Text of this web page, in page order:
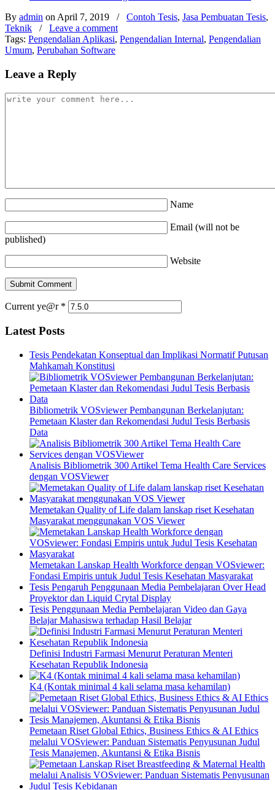
By admin on April 7, 2019 / Contoh Tesis, Jasa Pembuatan Tesis,
Teknik
/ Leave a comment
Tags: Pengendalian Aplikasi, Pengendalian Internal, Pengendalian
Umum, Perubahan Software
Leave a Reply
Name
Email (will not be
published)
Website
Current ye@r *
Latest Posts
Tesis Pendekatan Konseptual dan Implikasi Normatif Putusan
Mahkamah Konstitusi
Bibliometrik VOSviewer Pembangunan Berkelanjutan:
Pemetaan Klaster dan Rekomendasi Judul Tesis Berbasis
Data
Analisis Bibliometrik 300 Artikel Tema Health Care Services
dengan VOSViewer
Memetakan Quality of Life dalam lanskap riset Kesehatan
Masyarakat menggunakan VOS Viewer
Memetakan Lanskap Health Workforce dengan VOSviewer:
Fondasi Empiris untuk Judul Tesis Kesehatan Masyarakat
Tesis Pengaruh Penggunaan Media Pembelajaran Over Head
Proyektor dan Liquid Crytal Display
Tesis Penggunaan Media Pembelajaran Video dan Gaya
Belajar Mahasiswa terhadap Hasil Belajar
Definisi Industri Farmasi Menurut Peraturan Menteri
Kesehatan Republik Indonesia
K4 (Kontak minimal 4 kali selama masa kehamilan)
Pemetaan Riset Global Ethics, Business Ethics & AI Ethics
melalui VOSviewer: Panduan Sistematis Penyusunan Judul
Tesis Manajemen, Akuntansi & Etika Bisnis